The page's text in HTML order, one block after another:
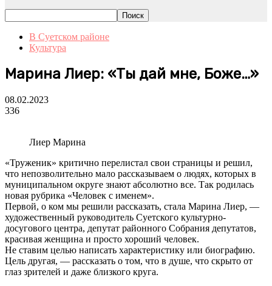
В Суетском районе
Культура
Марина Лиер: «Ты дай мне, Боже…»
08.02.2023
336
Лиер Марина
«Труженик» критично перелистал свои страницы и решил,
что непозволительно мало рассказываем о людях, которых в
муниципальном округе знают абсолютно все. Так родилась
новая рубрика «Человек с именем».
Первой, о ком мы решили рассказать, стала Марина Лиер, —
художественный руководитель Суетского культурно-
досугового центра, депутат районного Собрания депутатов,
красивая женщина и просто хороший человек.
Не ставим целью написать характеристику или биографию.
Цель другая, — рассказать о том, что в душе, что скрыто от
глаз зрителей и даже близкого круга.